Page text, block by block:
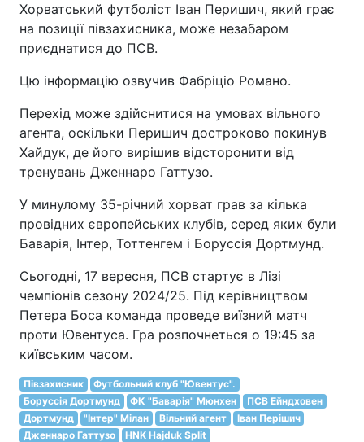
Хорватський футболіст Іван Перишич, який грає
на позиції півзахисника, може незабаром
приєднатися до ПСВ.
Цю інформацію озвучив Фабріціо Романо.
Перехід може здійснитися на умовах вільного
агента, оскільки Перишич достроково покинув
Хайдук, де його вирішив відсторонити від
тренувань Дженнаро Гаттузо.
У минулому 35-річний хорват грав за кілька
провідних європейських клубів, серед яких були
Баварія, Інтер, Тоттенгем і Боруссія Дортмунд.
Сьогодні, 17 вересня, ПСВ стартує в Лізі
чемпіонів сезону 2024/25. Під керівництвом
Петера Боса команда проведе виїзний матч
проти Ювентуса. Гра розпочнеться о 19:45 за
київським часом.
Півзахисник
Футбольний клуб "Ювентус".
Боруссія Дортмунд
ФК "Баварія" Мюнхен
ПСВ Ейндховен
Дортмунд
"Інтер" Мілан Вільний агент
Іван Перішич
Дженнаро Гаттузо
HNK Hajduk Split